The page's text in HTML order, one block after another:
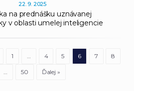
22. 9. 2025
na prednášku uznávanej
v oblasti umelej inteligencie
1 … 4 5 6 7 8
… 50 Ďalej »